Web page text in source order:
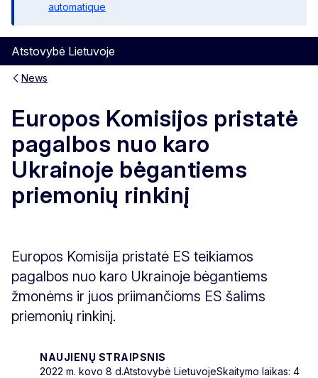
automatique
Atstovybė Lietuvoje
News
Europos Komisijos pristatė
pagalbos nuo karo
Ukrainoje bėgantiems
priemonių rinkinį
Europos Komisija pristatė ES teikiamos
pagalbos nuo karo Ukrainoje bėgantiems
žmonėms ir juos priimančioms ES šalims
priemonių rinkinį.
NAUJIENŲ STRAIPSNIS
2022 m. kovo 8 d.Atstovybė LietuvojeSkaitymo laikas: 4